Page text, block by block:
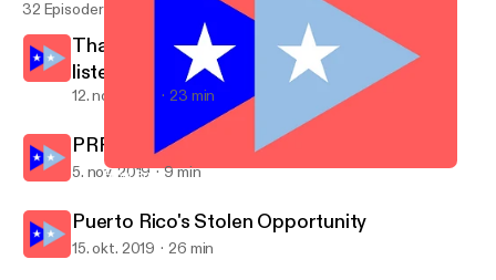
How Puerto Rico’s Status Allows Human Rights Violations
32 Episoder
Thank you for your time, thank you for
listening, ¡Y QUE VIVA PUERTO RICO!
12. nov. 2019 23 min
PRF Review: There Is No Perfect Moment
5. nov. 2019 9 min
Puerto Rico's Stolen Opportunity
15. okt. 2019 26 min